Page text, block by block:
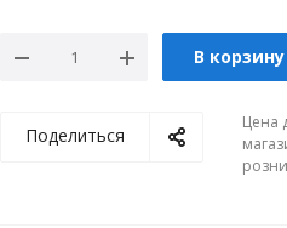
В корзину
Поделиться
Цена